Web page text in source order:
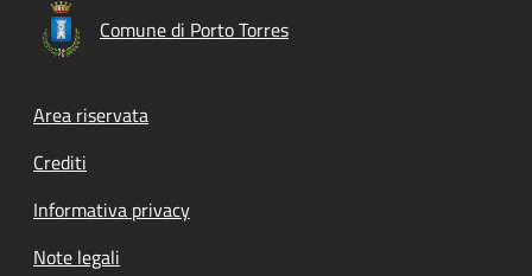
Comune di Porto Torres
Footer menu
Area riservata
Crediti
Informativa privacy
Note legali